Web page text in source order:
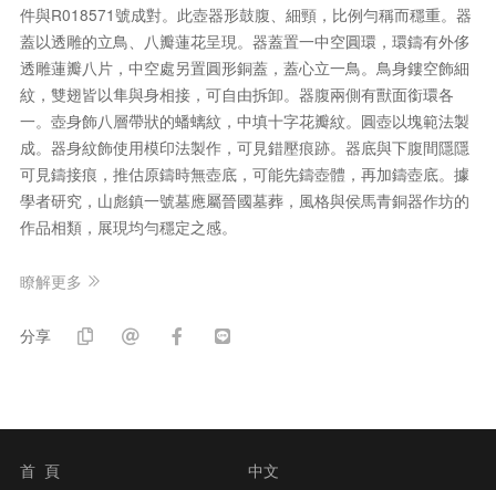
件與R018571號成對。此壺器形鼓腹、細頸，比例勻稱而穩重。器
蓋以透雕的立鳥、八瓣蓮花呈現。器蓋置一中空圓環，環鑄有外侈
透雕蓮瓣八片，中空處另置圓形銅蓋，蓋心立一鳥。鳥身鏤空飾細
紋，雙翅皆以隼與身相接，可自由拆卸。器腹兩側有獸面銜環各
一。壺身飾八層帶狀的蟠螭紋，中填十字花瓣紋。圓壺以塊範法製
成。器身紋飾使用模印法製作，可見錯壓痕跡。器底與下腹間隱隱
可見鑄接痕，推估原鑄時無壺底，可能先鑄壺體，再加鑄壺底。據
學者研究，山彪鎮一號墓應屬晉國墓葬，風格與侯馬青銅器作坊的
作品相類，展現均勻穩定之感。
瞭解更多
分享
首 頁 中文